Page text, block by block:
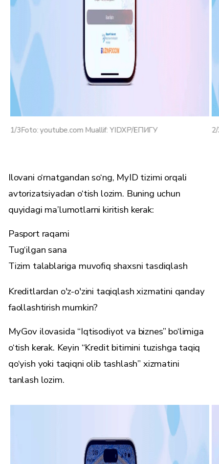
1/3Foto: youtube.com Muallif: YIDXP/ЕПИГУ
Ilovani o‘rnatgandan so‘ng, MyID tizimi orqali
avtorizatsiyadan o‘tish lozim. Buning uchun
quyidagi ma’lumotlarni kiritish kerak:
Pasport raqami
Tug‘ilgan sana
Tizim talablariga muvofiq shaxsni tasdiqlash
Kreditlardan o'z-o'zini taqiqlash xizmatini qanday
faollashtirish mumkin?
MyGov ilovasida “Iqtisodiyot va biznes” bo‘limiga
o‘tish kerak. Keyin “Kredit bitimini tuzishga taqiq
qo‘yish yoki taqiqni olib tashlash” xizmatini
tanlash lozim.